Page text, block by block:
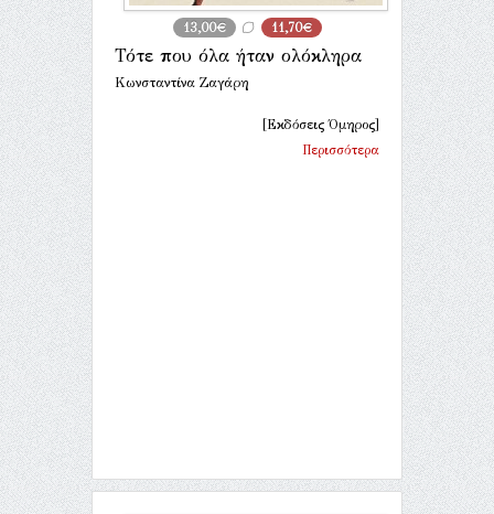
13,00€ 11,70€
Τότε που όλα ήταν ολόκληρα
Κωνσταντίνα Ζαγάρη
[Εκδόσεις Όμηρος]
Περισσότερα